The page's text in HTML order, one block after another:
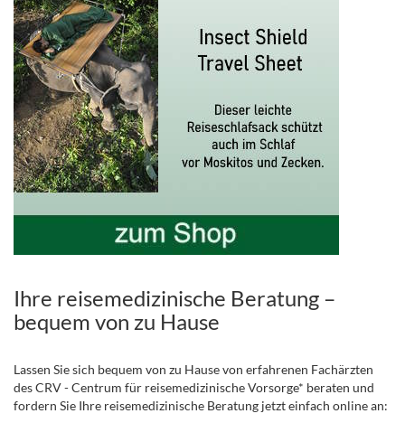
Ihre reisemedizinische Beratung –
bequem von zu Hause
Lassen Sie sich bequem von zu Hause von erfahrenen Fachärzten
des CRV - Centrum für reisemedizinische Vorsorge* beraten und
fordern Sie Ihre reisemedizinische Beratung jetzt einfach online an: